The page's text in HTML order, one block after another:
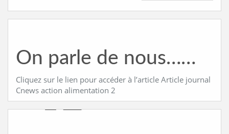
On parle de nous……
Cliquez sur le lien pour accéder à l’article Article journal
Cnews action alimentation 2